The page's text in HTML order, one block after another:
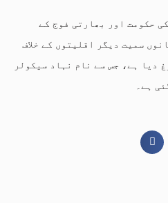
حکومت اور بھارتی فوج کے
سمیت دیگر اقلیتوں کے خلاف
دیا ہے، جس سے نام نہاد سیکولر
ہے۔